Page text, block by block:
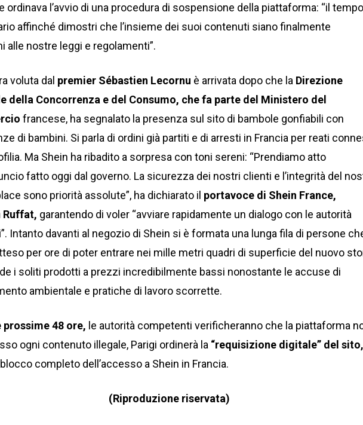
ordinava l’avvio di una procedura di sospensione della piattaforma: “il tempo
affinché dimostri che l’insieme dei suoi contenuti siano finalmente
alle nostre leggi e regolamenti”.
voluta dal premier Sébastien Lecornu è arrivata dopo che la Direzione
della Concorrenza e del Consumo, che fa parte del Ministero del
francese, ha segnalato la presenza sul sito di bambole gonfiabili con
di bambini. Si parla di ordini già partiti e di arresti in Francia per reati
Ma Shein ha ribadito a sorpresa con toni sereni: “Prendiamo atto
fatto oggi dal governo. La sicurezza dei nostri clienti e l’integrità del
sono priorità assolute”, ha dichiarato il portavoce di Shein France,
Ruffat, garantendo di voler “avviare rapidamente un dialogo con le autorità
Intanto davanti al negozio di Shein si è formata una lunga fila di persone
per ore di poter entrare nei mille metri quadri di superficie del nuovo
i soliti prodotti a prezzi incredibilmente bassi nonostante le accuse di
ambientale e pratiche di lavoro scorrette.
prossime 48 ore, le autorità competenti verificheranno che la piattaforma
ogni contenuto illegale, Parigi ordinerà la “requisizione digitale” del sito,
completo dell’accesso a Shein in Francia.
(Riproduzione riservata)